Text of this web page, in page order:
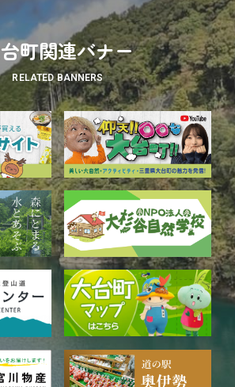
町関連バナー
RELATED BANNERS